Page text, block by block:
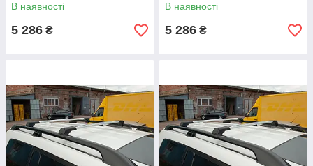
В наявності
5 286 ₴
В наявності
5 286 ₴